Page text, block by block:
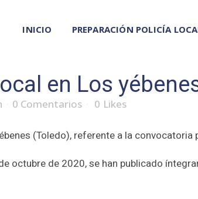
INICIO PREPARACIÓN POLICÍA
en Los
0 Comentarios 0 Likes
(Toledo), referente a la convocatoria
octubre de 2020, se han publicado